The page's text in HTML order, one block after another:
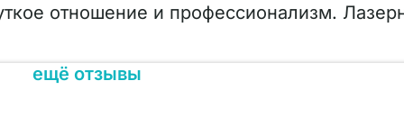
отношение и профессионализм.
ещё отзывы